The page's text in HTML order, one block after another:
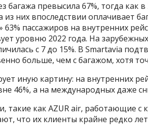
багажа превысила 67%, тогда как в
них впоследствии оплачивает
63% пассажиров на внутренних
уровню 2022 года. На
с 7 до 15%. В Smartavia
больше, чем с багажом, хотя
иную картину: на внутренних
46%, а на международных даже
такие как AZUR air, работающие с
что их клиенты крайне редко